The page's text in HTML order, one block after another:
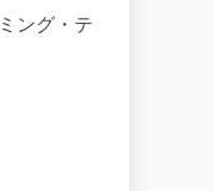
ング・テ